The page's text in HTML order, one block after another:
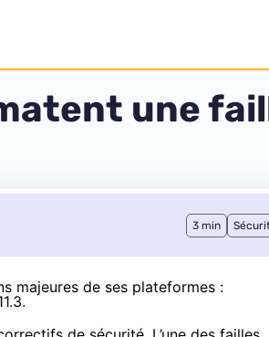
une
3 min
majeures de ses plateformes :